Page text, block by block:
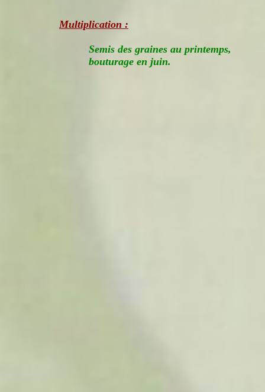
Multiplication :
Semis des graines au printemps,
bouturage en juin.